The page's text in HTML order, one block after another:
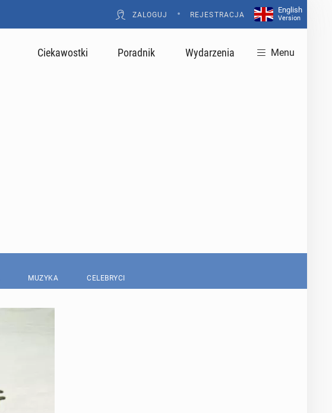
ZALOGUJ • REJESTRACJA
English
Version
Ciekawostki Poradnik Wydarzenia Menu
MUZYKA CELEBRYCI